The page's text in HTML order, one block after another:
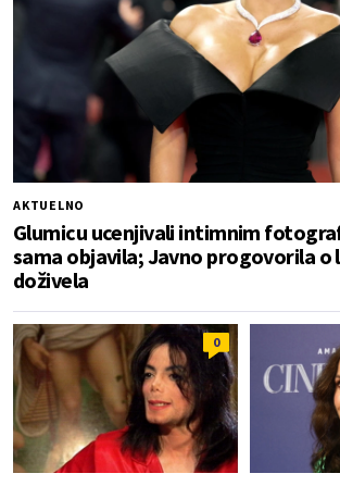
AKTUELNO
Glumicu ucenjivali intimnim
sama objavila; Javno progovorila o
doživela
0